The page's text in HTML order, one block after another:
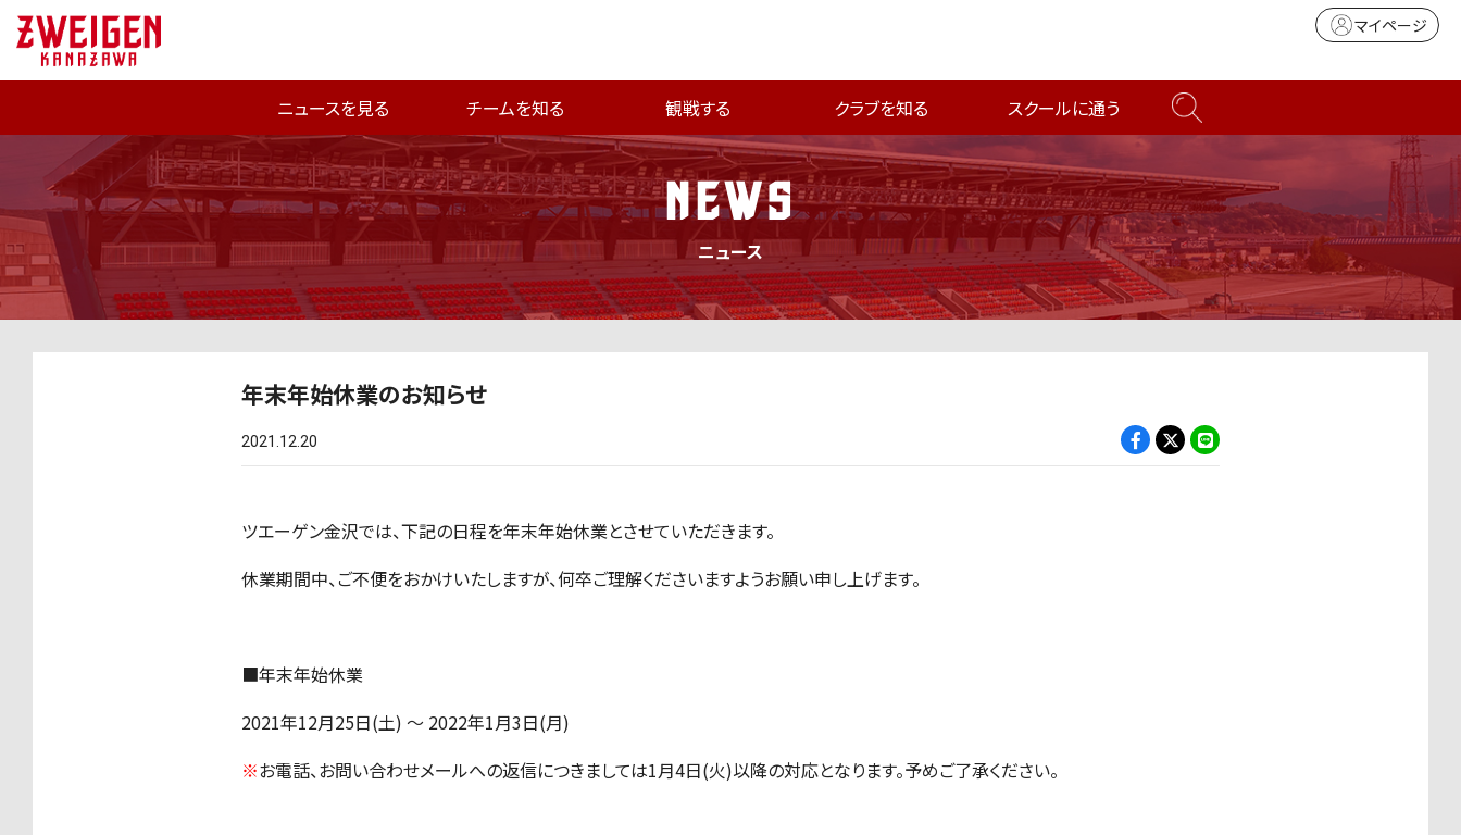
マイページ
ニュースを見る チームを知る 観戦する クラブを知る スクールに通う
NEWS
ニュース
年末年始休業のお知らせ
2021.12.20
ツエーゲン金沢では、下記の日程を年末年始休業とさせていただきます。
休業期間中、ご不便をおかけいたしますが、何卒ご理解くださいますようお願い申し上げます。
■年末年始休業
2021年12月25日(土) ～ 2022年1月3日(月)
※お電話、お問い合わせメールへの返信につきましては1月4日(火)以降の対応となります。予めご了承ください。